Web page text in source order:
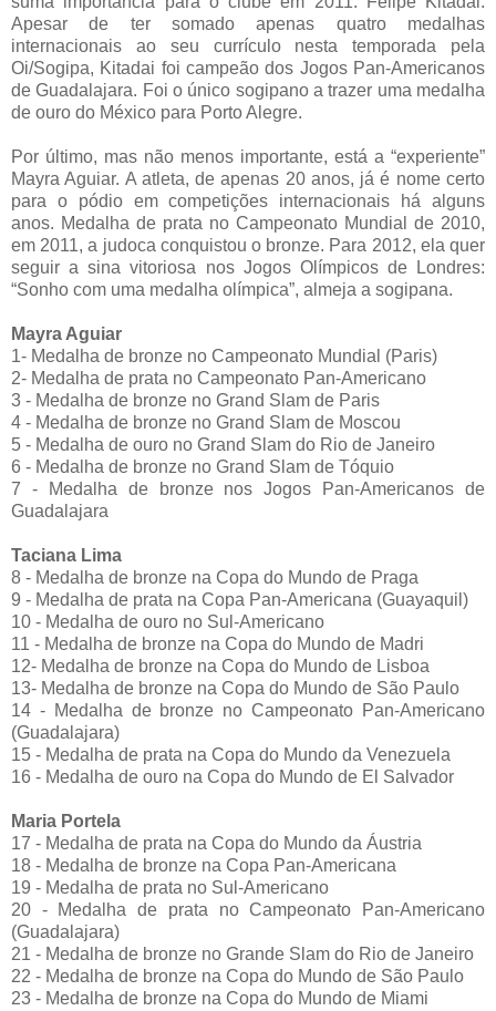
Apesar de ter somado apenas quatro medalhas
internacionais ao seu currículo nesta temporada pela
Oi/Sogipa, Kitadai foi campeão dos Jogos Pan-Americanos
de Guadalajara. Foi o único sogipano a trazer uma medalha
de ouro do México para Porto Alegre.
Por último, mas não menos importante, está a “experiente”
Mayra Aguiar. A atleta, de apenas 20 anos, já é nome certo
para o pódio em competições internacionais há alguns
anos. Medalha de prata no Campeonato Mundial de 2010,
em 2011, a judoca conquistou o bronze. Para 2012, ela quer
seguir a sina vitoriosa nos Jogos Olímpicos de Londres:
“Sonho com uma medalha olímpica”, almeja a sogipana.
Mayra Aguiar
1- Medalha de bronze no Campeonato Mundial (Paris)
2- Medalha de prata no Campeonato Pan-Americano
3 - Medalha de bronze no Grand Slam de Paris
4 - Medalha de bronze no Grand Slam de Moscou
5 - Medalha de ouro no Grand Slam do Rio de Janeiro
6 - Medalha de bronze no Grand Slam de Tóquio
7 - Medalha de bronze nos Jogos Pan-Americanos de
Guadalajara
Taciana Lima
8 - Medalha de bronze na Copa do Mundo de Praga
9 - Medalha de prata na Copa Pan-Americana (Guayaquil)
10 - Medalha de ouro no Sul-Americano
11 - Medalha de bronze na Copa do Mundo de Madri
12- Medalha de bronze na Copa do Mundo de Lisboa
13- Medalha de bronze na Copa do Mundo de São Paulo
14 - Medalha de bronze no Campeonato Pan-Americano
(Guadalajara)
15 - Medalha de prata na Copa do Mundo da Venezuela
16 - Medalha de ouro na Copa do Mundo de El Salvador
Maria Portela
17 - Medalha de prata na Copa do Mundo da Áustria
18 - Medalha de bronze na Copa Pan-Americana
19 - Medalha de prata no Sul-Americano
20 - Medalha de prata no Campeonato Pan-Americano
(Guadalajara)
21 - Medalha de bronze no Grande Slam do Rio de Janeiro
22 - Medalha de bronze na Copa do Mundo de São Paulo
23 - Medalha de bronze na Copa do Mundo de Miami